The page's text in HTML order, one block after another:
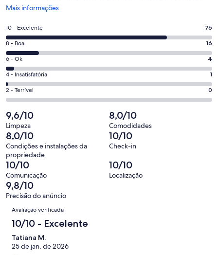
Mais informações
Abre
uma
nova
janela
Nota
10
-
Excelente.
76
de
97
avaliações
10 - Excelente 76
Nota
8
-
Boa.
16
de
avaliações
8 - Boa 16
Nota
6
-
Ok.
4
de
97
avaliações
6 - Ok 4
Nota
4
-
1
de
97
avaliações
4 - Insatisfatória 1
Nota
2
-
Terrível.
0
de
97
avaliações
2 - Terrível 0
9,6/10
Limpeza
8,0/10
Comodidades
8,0/10
Condições e instalações da
propriedade
10/10
Check-in
10/10
Comunicação
10/10
Localização
9,8/10
Precisão do anúncio
Avaliações
Avaliação verificada
10/10 - Excelente
Tatiana M.
25 de jan. de 2026